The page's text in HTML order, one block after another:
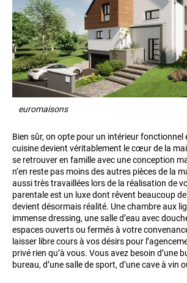
euromaisons
Bien sûr, on opte pour un intérieur fonctionnel
cuisine devient véritablement le cœur de la
se retrouver en famille avec une conception
n’en reste pas moins des autres pièces de la
aussi très travaillées lors de la réalisation de
parentale est un luxe dont rêvent beaucoup
devient désormais réalité. Une chambre aux
immense dressing, une salle d’eau avec
espaces ouverts ou fermés à votre
laisser libre cours à vos désirs pour
privé rien qu’à vous. Vous avez besoin d’une
bureau, d’une salle de sport, d’une cave à vin